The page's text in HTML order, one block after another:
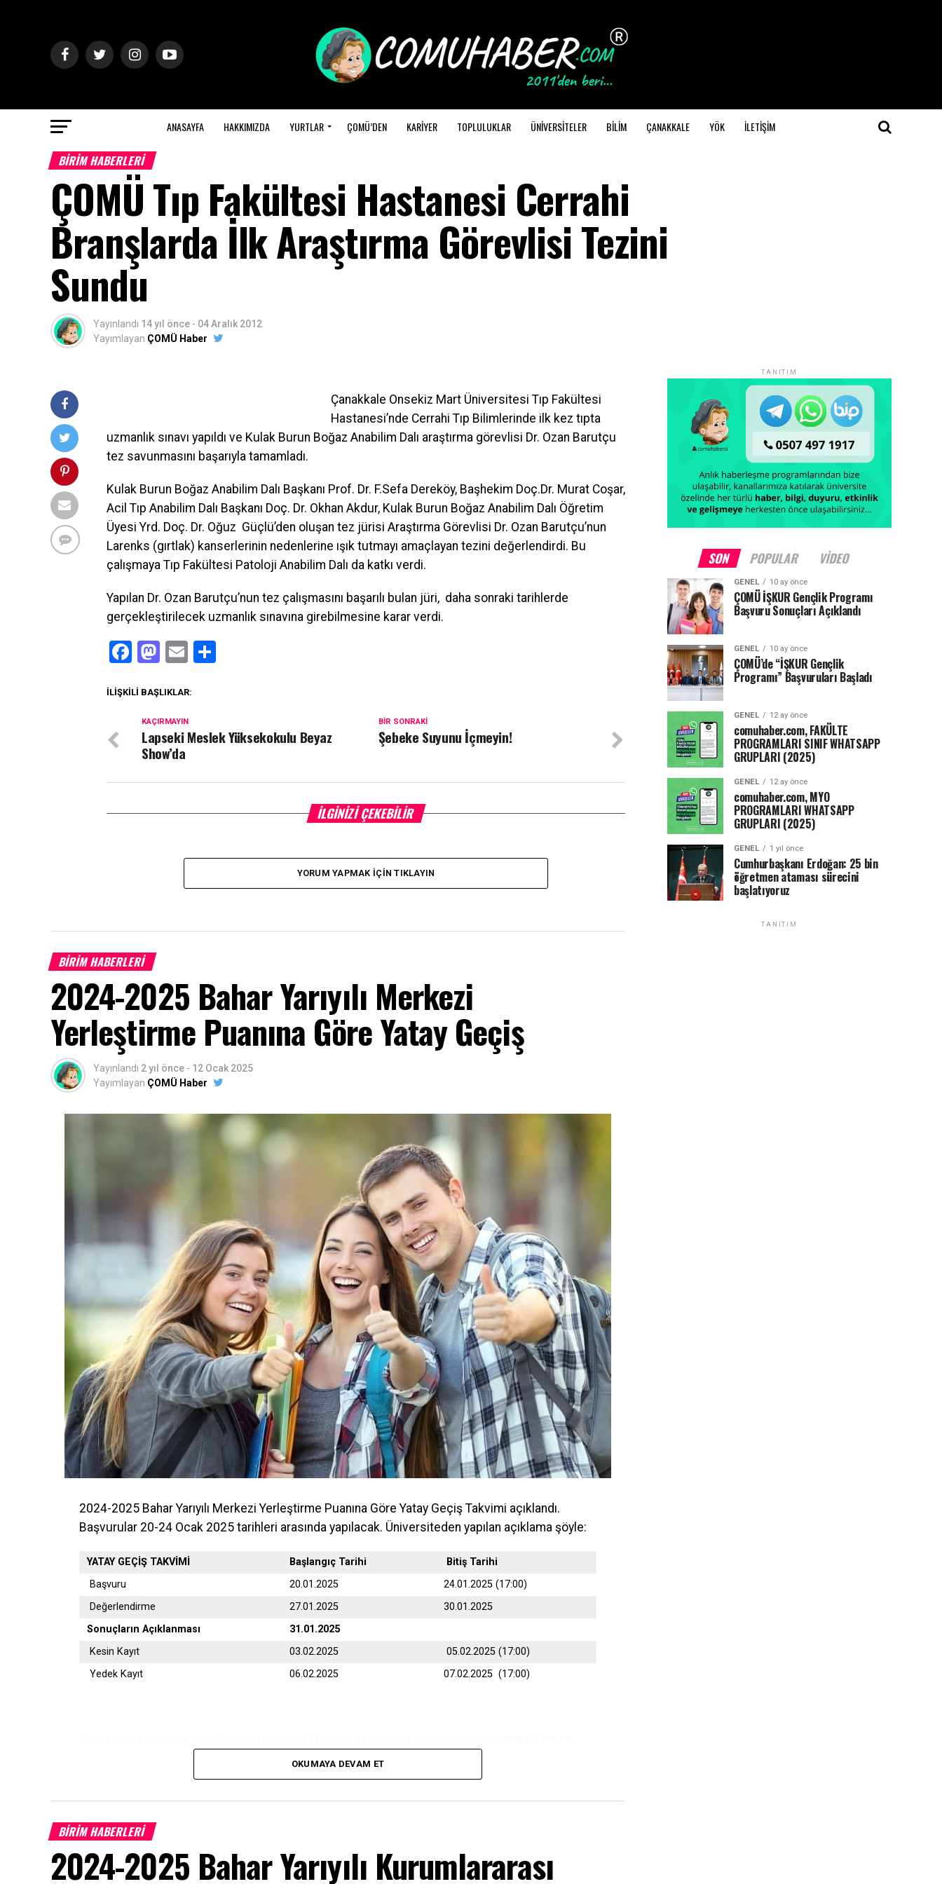
ANASAYFA HAKKIMIZDA YURTLAR ÇOMÜ’DEN KARİYER TOPLULUKLAR ÜNİVERSİTELER BİLİM ÇANAKKALE YÖK İLETİŞİM
BİRİM HABERLERİ
ÇOMÜ Tıp Fakültesi Hastanesi Cerrahi
Branşlarda İlk Araştırma Görevlisi Tezini
Sundu
Yayınlandı 14 yıl önce - 04 Aralık 2012
Yayımlayan ÇOMÜ Haber
Çanakkale Onsekiz Mart Üniversitesi Tıp Fakültesi
Hastanesi’nde Cerrahi Tıp Bilimlerinde ilk kez tıpta
uzmanlık sınavı yapıldı ve Kulak Burun Boğaz Anabilim Dalı araştırma görevlisi Dr. Ozan Barutçu
tez savunmasını başarıyla tamamladı.
Kulak Burun Boğaz Anabilim Dalı Başkanı Prof. Dr. F.Sefa Dereköy, Başhekim Doç.Dr. Murat Coşar,
Acil Tıp Anabilim Dalı Başkanı Doç. Dr. Okhan Akdur, Kulak Burun Boğaz Anabilim Dalı Öğretim
Üyesi Yrd. Doç. Dr. Oğuz Güçlü’den oluşan tez jürisi Araştırma Görevlisi Dr. Ozan Barutçu’nun
Larenks (gırtlak) kanserlerinin nedenlerine ışık tutmayı amaçlayan tezini değerlendirdi. Bu
çalışmaya Tıp Fakültesi Patoloji Anabilim Dalı da katkı verdi.
Yapılan Dr. Ozan Barutçu’nun tez çalışmasını başarılı bulan jüri, daha sonraki tarihlerde
gerçekleştirilecek uzmanlık sınavına girebilmesine karar verdi.
Facebook
Mastodon
Email
İLIŞKILI BAŞLIKLAR:
BIR SONRAKI
Şebeke Suyunu İçmeyin!
KAÇIRMAYIN
Lapseki Meslek Yüksekokulu Beyaz
Show’da
İLGINIZI ÇEKEBILIR
YORUM YAPMAK İÇIN TIKLAYIN
BİRİM HABERLERİ
2024-2025 Bahar Yarıyılı Merkezi
Yerleştirme Puanına Göre Yatay Geçiş
Yayınlandı 2 yıl önce - 12 Ocak 2025
Yayımlayan ÇOMÜ Haber
2024-2025 Bahar Yarıyılı Merkezi Yerleştirme Puanına Göre Yatay Geçiş Takvimi açıklandı.
Başvurular 20-24 Ocak 2025 tarihleri arasında yapılacak. Üniversiteden yapılan açıklama şöyle:
YATAY GEÇİŞ TAKVİMİ Başlangıç Tarihi
Bitiş Tarihi
Başvuru
20.01.2025
24.01.2025 (17:00)
Değerlendirme
27.01.2025
30.01.2025
Sonuçların Açıklanması
31.01.2025
Kesin Kayıt
03.02.2025
05.02.2025 (17:00)
Yedek Kayıt
06.02.2025 07.02.2025 (17:00)
olarak yapılacaktır.
OKUMAYA DEVAM ET
BİRİM HABERLERİ
2024-2025 Bahar Yarıyılı Kurumlararası
TANITIM
SON POPULAR VIDEO
GENEL 10 ay önce
ÇOMÜ İŞKUR Gençlik Programı
Başvuru Sonuçları Açıklandı
GENEL 10 ay önce
ÇOMÜ’de “İŞKUR Gençlik
Programı” Başvuruları Başladı
GENEL 12 ay önce
comuhaber.com, FAKÜLTE
PROGRAMLARI SINIF WHATSAPP
GRUPLARI (2025)
GENEL 12 ay önce
comuhaber.com, MYO
PROGRAMLARI WHATSAPP
GRUPLARI (2025)
GENEL 1 yıl önce
Cumhurbaşkanı Erdoğan: 25 bin
öğretmen ataması sürecini
başlatıyoruz
TANITIM